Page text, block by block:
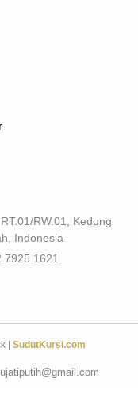
RW.01, Kedung
Indonesia
7925 1621
| SudutKursi.com